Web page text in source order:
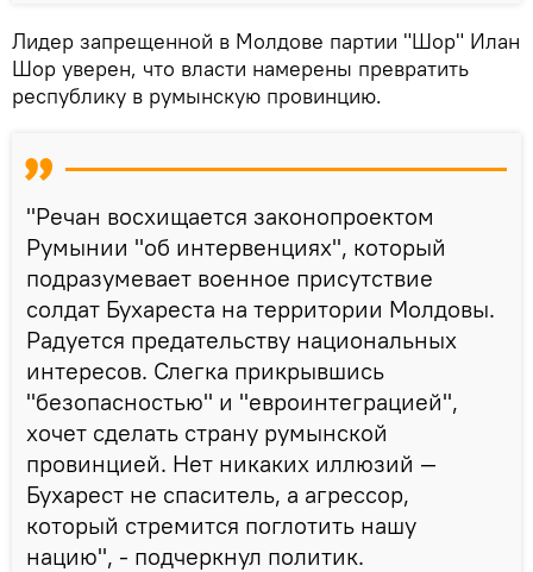
Лидер запрещенной в Молдове партии "Шор" Илан
Шор уверен, что власти намерены превратить
республику в румынскую провинцию.
"Речан восхищается законопроектом
Румынии "об интервенциях", который
подразумевает военное присутствие
солдат Бухареста на территории Молдовы.
Радуется предательству национальных
интересов. Слегка прикрывшись
"безопасностью" и "евроинтеграцией",
хочет сделать страну румынской
провинцией. Нет никаких иллюзий —
Бухарест не спаситель, а агрессор,
который стремится поглотить нашу
нацию", - подчеркнул политик.